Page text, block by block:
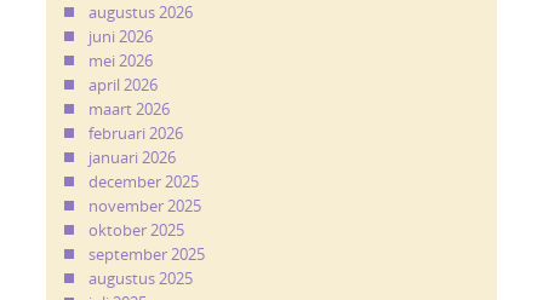
augustus 2026
juni 2026
mei 2026
april 2026
maart 2026
februari 2026
januari 2026
december 2025
november 2025
oktober 2025
september 2025
augustus 2025